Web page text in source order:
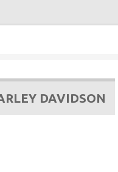
DAVIDSON